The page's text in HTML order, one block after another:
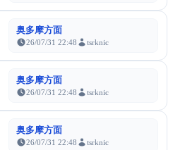
奥多摩方面
26/07/31 22:48 tsrknic
奥多摩方面
26/07/31 22:48 tsrknic
奥多摩方面
26/07/31 22:48 tsrknic